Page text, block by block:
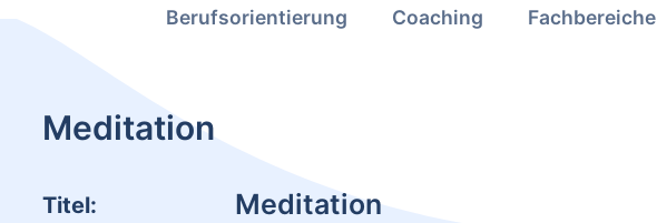
Berufsorientierung Coaching Fachbereiche
Meditation
Titel: Meditation